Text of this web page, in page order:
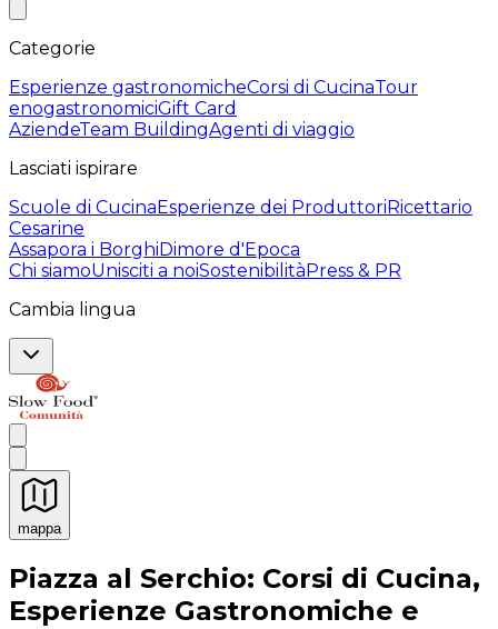
Categorie
Esperienze gastronomicheCorsi di CucinaTour
enogastronomiciGift Card
AziendeTeam BuildingAgenti di viaggio
Lasciati ispirare
Scuole di CucinaEsperienze dei ProduttoriRicettario
Cesarine
Assapora i BorghiDimore d'Epoca
Chi siamoUnisciti a noiSostenibilitàPress & PR
Cambia lingua
mappa
Esperienze culinarie indimenticabili: Esperienze
Piazza al Serchio: Corsi di Cucina,
Esperienze Gastronomiche e